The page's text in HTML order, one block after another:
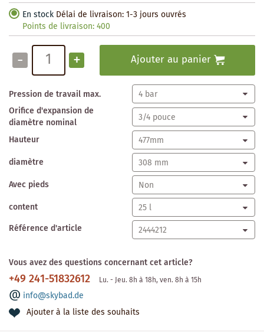
En stock Délai de livraison: 1-3 jours ouvrés
Points de livraison:400
- + Ajouter au panier
Pression de travail max.
Orifice d'expansion de
diamètre nominal
Hauteur
diamètre
Avec pieds
content
Référence d'article
Vous avez des questions concernant cet article?
+49 241-51832612 Lu. - Jeu. 8h à 18h, ven. 8h à 15h
info@skybad.de
Ajouter à la liste des souhaits